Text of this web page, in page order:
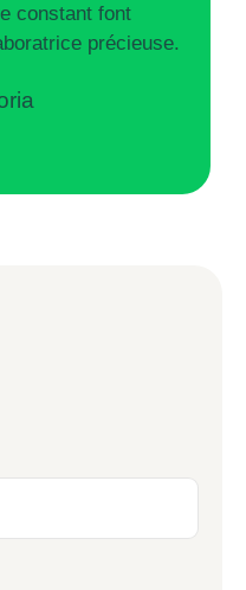
constant font
précieuse.